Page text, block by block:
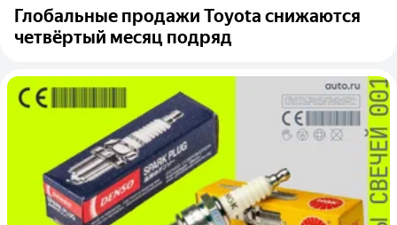
Глобальные продажи Toyota снижаются
четвёртый месяц подряд